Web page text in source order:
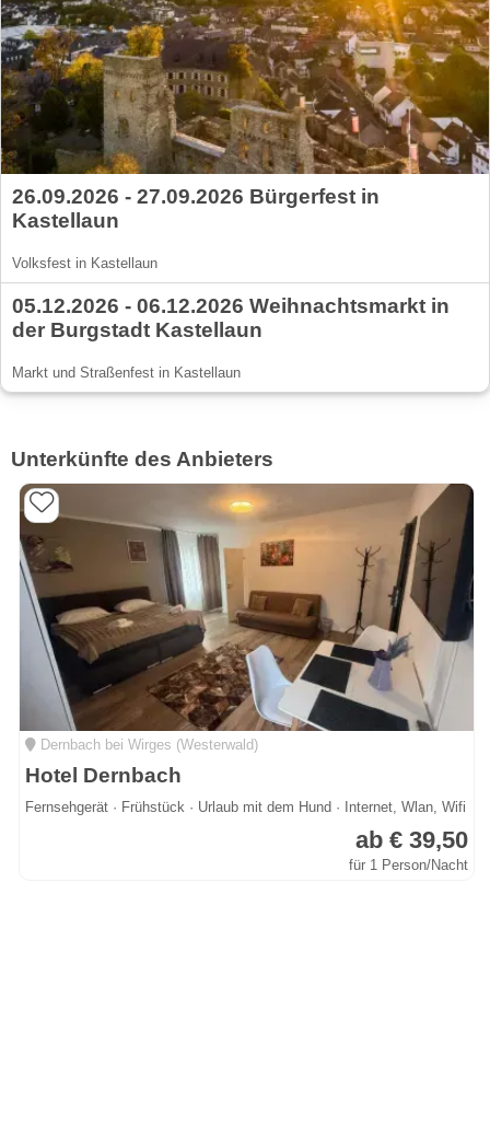
26.09.2026 - 27.09.2026 Bürgerfest in
Kastellaun
Volksfest in Kastellaun
05.12.2026 - 06.12.2026 Weihnachtsmarkt in
der Burgstadt Kastellaun
Markt und Straßenfest in Kastellaun
Unterkünfte des Anbieters
Dernbach bei Wirges (Westerwald)
Hotel Dernbach
Fernsehgerät · Frühstück · Urlaub mit dem Hund · Internet, Wlan, Wifi
ab € 39,50
für 1 Person/Nacht